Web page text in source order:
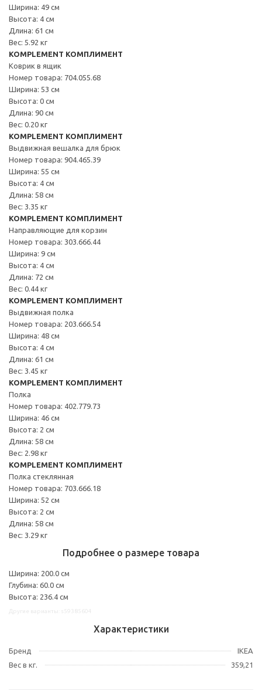
Ширина: 49 см
Высота: 4 см
Длина: 61 см
Вес: 5.92 кг
KOMPLEMENT КОМПЛИМЕНТ
Коврик в ящик
Номер товара: 704.055.68
Ширина: 53 см
Высота: 0 см
Длина: 90 см
Вес: 0.20 кг
KOMPLEMENT КОМПЛИМЕНТ
Выдвижная вешалка для брюк
Номер товара: 904.465.39
Ширина: 55 см
Высота: 4 см
Длина: 58 см
Вес: 3.35 кг
KOMPLEMENT КОМПЛИМЕНТ
Направляющие для корзин
Номер товара: 303.666.44
Ширина: 9 см
Высота: 4 см
Длина: 72 см
Вес: 0.44 кг
KOMPLEMENT КОМПЛИМЕНТ
Выдвижная полка
Номер товара: 203.666.54
Ширина: 48 см
Высота: 4 см
Длина: 61 см
Вес: 3.45 кг
KOMPLEMENT КОМПЛИМЕНТ
Полка
Номер товара: 402.779.73
Ширина: 46 см
Высота: 2 см
Длина: 58 см
Вес: 2.98 кг
KOMPLEMENT КОМПЛИМЕНТ
Полка стеклянная
Номер товара: 703.666.18
Ширина: 52 см
Высота: 2 см
Длина: 58 см
Вес: 3.29 кг
Подробнее о размере товара
Ширина: 200.0 см
Глубина: 60.0 см
Высота: 236.4 см
Характеристики
Бренд
IKEA
Вес в кг.
359,21